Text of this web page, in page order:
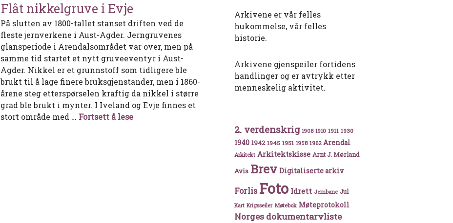
Flåt nikkelgruve i Evje
På slutten av 1800-tallet stanset driften ved de
fleste jernverkene i Aust-Agder. Jerngruvenes
glansperiode i Arendalsområdet var over, men på
samme tid startet et nytt gruveeventyr i Aust-
Agder. Nikkel er et grunnstoff som tidligere ble
brukt til å lage finere bruksgjenstander, men i 1860-
årene steg etterspørselen kraftig da nikkel i større
grad ble brukt i mynter. I Iveland og Evje finnes et
stort område med … Fortsett å leseFlåt nikkelgruve i Evje
Arkivene er vår felles
hukommelse, vår felles
historie.
Arkivene gjenspeiler fortidens
handlinger og er avtrykk etter
menneskelig aktivitet.
2. verdenskrig 1908 1910 1911 1930
1940 1942 1945 1951 1958 1962 Arendal
Arkitekt Arkitektskisse Arnt J. Mørland
Avis Brev Digitaliserte arkiv
Forlis Foto Idrett Jernbane Jul
Kart Krigsseiler Møtebok Møteprotokoll
Norges dokumentarvliste